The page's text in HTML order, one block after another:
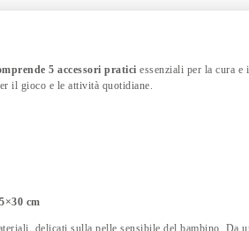
5 accessori pratici essenziali per la cura
il gioco e le attività quotidiane.
cm
delicati sulla pelle sensibile del bambino. Da